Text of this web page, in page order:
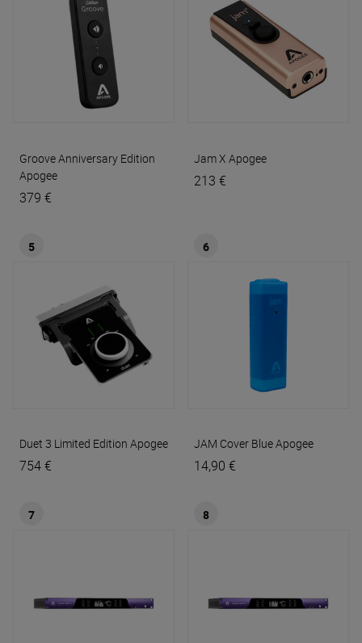
Groove Anniversary Edition
Apogee
379 €
Jam X Apogee
213 €
5
Duet 3 Limited Edition Apogee
754 €
6
JAM Cover BlueApogee
14,90 €
7 8